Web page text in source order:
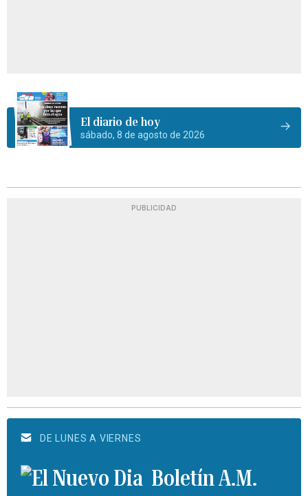
El diario de hoy
sábado, 8 de agosto de 2026
PUBLICIDAD
DE LUNES A VIERNES
Boletín A.M.